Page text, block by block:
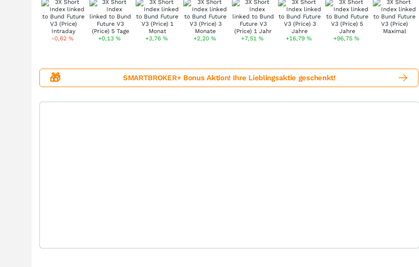
-0,62 % +0,13% +3,76 % +2,20 % +7,51 % +16,79% +96,75 %
🎁 SMARTBROKER+ Bonus Aktion! Ihre Lieblingsaktie geschenkt!